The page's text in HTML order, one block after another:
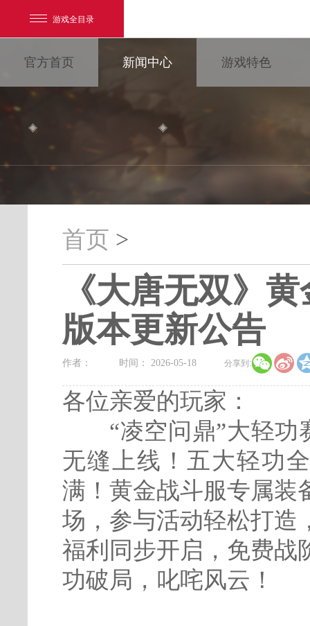
游戏全目录
我的足迹： 大唐无双
官方首页 新闻中心 游戏特色
新闻消息 游戏公告
首页 >
《大唐无双》
版本更新公告
作者： 时间： 2026-05-18 分享到:
各位亲爱的玩家：
“凌空问鼎”大轻功
无缝上线！五大轻功
满！黄金战斗服专属
场，参与活动轻松打造
福利同步开启，免费战
功破局，叱咤风云！